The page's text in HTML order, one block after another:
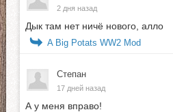
2 дня назад
Дык там нет ничё нового, алло
A Big Potats WW2 Mod
Степан
17 дней назад
А у меня вправо!